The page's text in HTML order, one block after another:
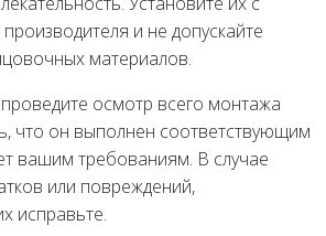
и не допускайте
материалов.
осмотр всего монтажа
что он выполнен соответствующим
вашим требованиям. В случае
или повреждений,
исправьте.